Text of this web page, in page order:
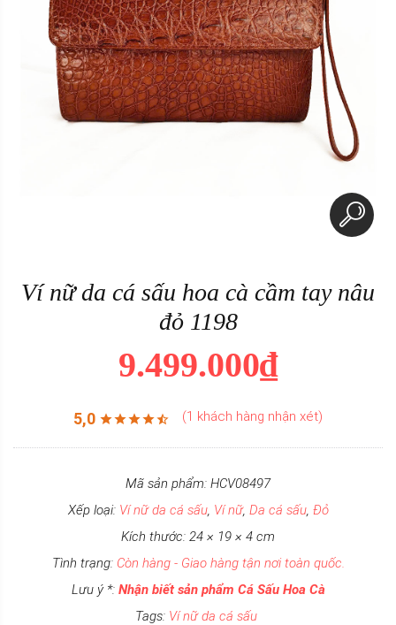
Ví nữ da cá sấu hoa cà cầm tay nâu
đỏ 1198
9.499.000₫
5,0 (1 khách hàng nhận xét)
Mã sản phẩm: HCV08497
Xếp loại: Ví nữ da cá sấu, Ví nữ, Da cá sấu, Đỏ
Kích thước: 24 × 19 × 4 cm
Tình trạng: Còn hàng - Giao hàng tận nơi toàn quốc.
Lưu ý *: Nhận biết sản phẩm Cá Sấu Hoa Cà
Tags: Ví nữ da cá sấu